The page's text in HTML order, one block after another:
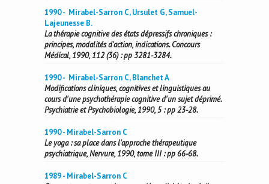
1990 - Mirabel-Sarron C, Ursulet G, Samuel-
Lajeunesse B.
La thérapie cognitive des états dépressifs chroniques :
principes, modalités d'action, indications. Concours
Médical, 1990, 112 (36) : pp 3281-3284.
1990 - Mirabel-Sarron C, Blanchet A
Modifications cliniques, cognitives et linguistiques au
cours d'une psychothérapie cognitive d'un sujet déprimé.
Psychiatrie et Psychobiologie, 1990, 5 : pp 23-28.
1990 - Mirabel-Sarron C
Le yoga : sa place dans l'approche thérapeutique
psychiatrique, Nervure, 1990, tome III : pp 66-68.
1989 - Mirabel-Sarron C